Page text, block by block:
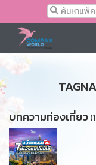
บทความท่องเที่ยว